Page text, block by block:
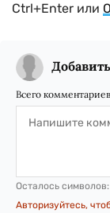
Ctrl+Enter или
Всего
Осталось символов:
Авторизуйтесь,